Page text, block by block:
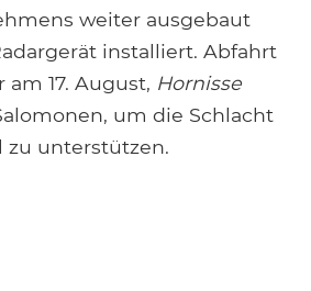
weiter ausgebaut
installiert. Abfahrt
17. August, Hornisse
um die Schlacht
zu unterstützen.